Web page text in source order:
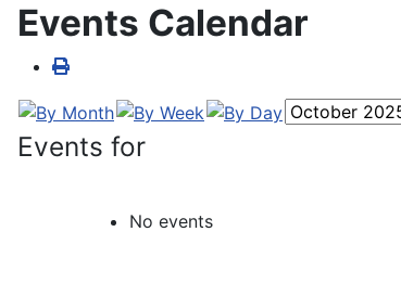
Events Calendar
Events for
No events